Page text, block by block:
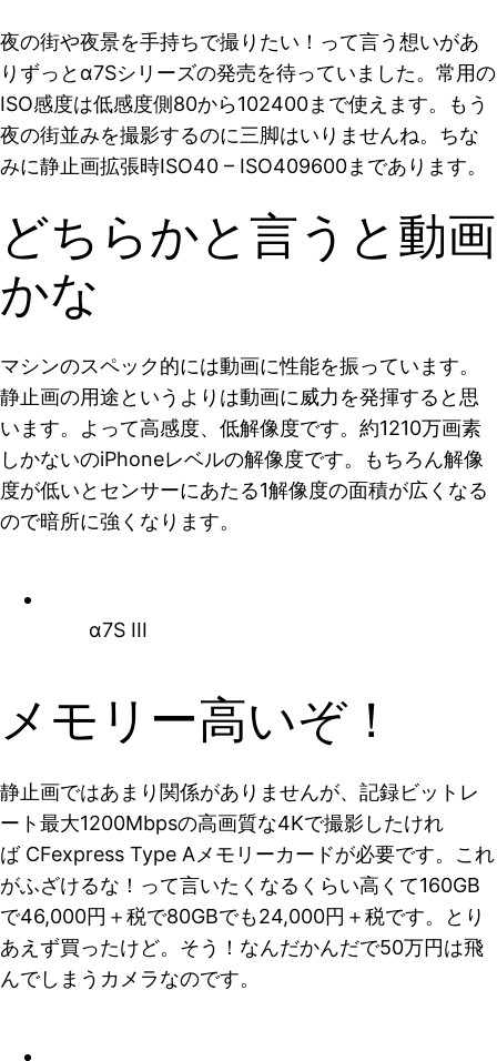
夜の街や夜景を手持ちで撮りたい！って言う想いがあ
りずっとα7Sシリーズの発売を待っていました。常用の
ISO感度は低感度側80から102400まで使えます。もう
夜の街並みを撮影するのに三脚はいりませんね。ちな
みに静止画拡張時ISO40 – ISO409600まであります。
どちらかと言うと動画
かな
マシンのスペック的には動画に性能を振っています。
静止画の用途というよりは動画に威力を発揮すると思
います。よって高感度、低解像度です。約1210万画素
しかないのiPhoneレベルの解像度です。もちろん解像
度が低いとセンサーにあたる1解像度の面積が広くなる
ので暗所に強くなります。
α7S III
メモリー高いぞ！
静止画ではあまり関係がありませんが、記録ビットレ
ート最大1200Mbpsの高画質な4Kで撮影したけれ
ば CFexpress Type Aメモリーカードが必要です。これ
がふざけるな！って言いたくなるくらい高くて160GB
で46,000円＋税で80GBでも24,000円＋税です。とり
あえず買ったけど。そう！なんだかんだで50万円は飛
んでしまうカメラなのです。